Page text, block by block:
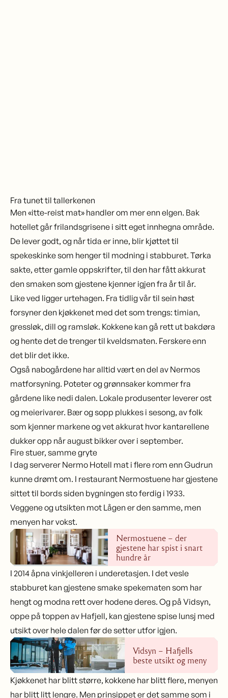
Fra tunet til tallerkenen
Men «itte-reist mat» handler om mer enn elgen. Bak
hotellet går frilandsgrisene i sitt eget innhegna område.
De lever godt, og når tida er inne, blir kjøttet til
spekeskinke som henger til modning i stabburet. Tørka
sakte, etter gamle oppskrifter, til den har fått akkurat
den smaken som gjestene kjenner igjen fra år til år.
Like ved ligger urtehagen. Fra tidlig vår til sein høst
forsyner den kjøkkenet med det som trengs: timian,
gressløk, dill og ramsløk. Kokkene kan gå rett ut bakdøra
og hente det de trenger til kveldsmaten. Ferskere enn
det blir det ikke.
Også nabogårdene har alltid vært en del av Nermos
matforsyning. Poteter og grønnsaker kommer fra
gårdene like nedi dalen. Lokale produsenter leverer ost
og meierivarer. Bær og sopp plukkes i sesong, av folk
som kjenner markene og vet akkurat hvor kantarellene
dukker opp når august bikker over i september.
Fire stuer, samme gryte
I dag serverer Nermo Hotell mat i flere rom enn Gudrun
kunne drømt om. I restaurant Nermostuene har gjestene
sittet til bords siden bygningen sto ferdig i 1933.
Veggene og utsikten mot Lågen er den samme, men
menyen har vokst.
Nermostuene – der
gjestene har spist i snart
hundre år
I 2014 åpna vinkjelleren i underetasjen. I det vesle
stabburet kan gjestene smake spekematen som har
hengt og modna rett over hodene deres. Og på Vidsyn,
oppe på toppen av Hafjell, kan gjestene spise lunsj med
utsikt over hele dalen før de setter utfor igjen.
Vidsyn – Hafjells
beste utsikt og meny
Kjøkkenet har blitt større, kokkene har blitt flere, menyen
har blitt litt lengre. Men prinsippet er det samme som i